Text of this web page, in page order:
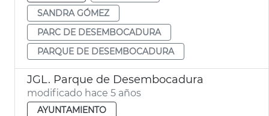
SANDRA GÓMEZ
PARC DE DESEMBOCADURA
PARQUE DE DESEMBOCADURA
JGL. Parque de Desembocadura
modificado hace 5 años
AYUNTAMIENTO